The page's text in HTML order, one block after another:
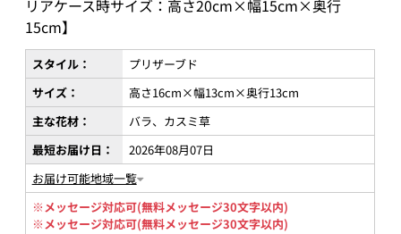
リアケース時サイズ：高さ20cm×幅15cm×奥行
15cm】
スタイル：
プリザーブド
サイズ：
高さ16cm×幅13cm×奥行13cm
主な花材：
バラ、カスミ草
最短お届け日：
2026年08月07日
お届け可能地域一覧
※メッセージ対応可(無料メッセージ30文字以内)
※メッセージ対応可(無料メッセージ30文字以内)